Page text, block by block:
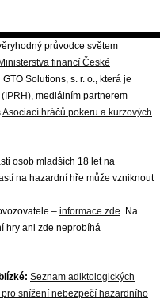
průvodce světem
financí České
Solutions, s. r. o., která je
, mediálním partnerem
Asociací hráčů pokeru a kurzových
osob mladších 18 let na
na hazardní hře může vzniknout
– informace zde . Na
hry ani zde neprobíhá
Seznam adiktologických
snížení nebezpečí hazardního